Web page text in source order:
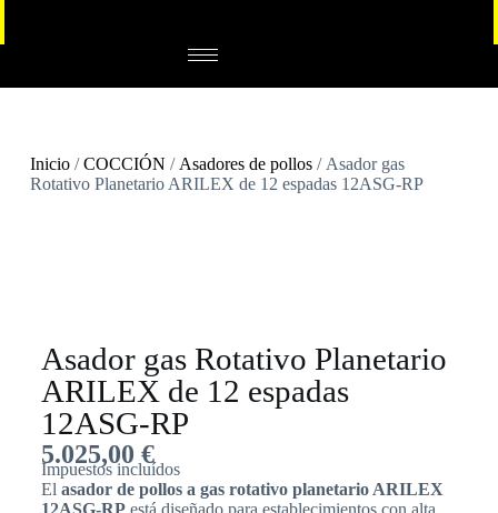
Inicio/COCCIÓN / Asadores de pollos/ Asador gas
Rotativo Planetario ARILEX de 12 espadas 12ASG-RP
Asador gas Rotativo Planetario
ARILEX de 12 espadas
12ASG-RP
5.025,00 €
Impuestos incluídos
El asador de pollos a gas rotativo planetario ARILEX
12ASG-RPestá diseñado para establecimientos con alta